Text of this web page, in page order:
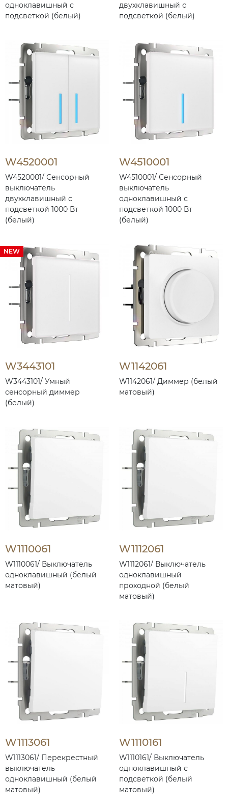
одноклавишный с
подсветкой (белый)
двухклавишный с
подсветкой (белый)
W4520001
W4520001/ Сенсорный
выключатель
двухклавишный с
подсветкой 1000 Вт
(белый)
W4510001
W4510001/ Сенсорный
выключатель
одноклавишный с
подсветкой 1000 Вт
(белый)
NEW
W3443101
W3443101/ Умный
сенсорный диммер
(белый)
W1142061
W1142061/ Диммер (белый
матовый)
W1110061
W1110061/ Выключатель
одноклавишный (белый
матовый)
W1112061
W1112061/ Выключатель
одноклавишный
проходной (белый
матовый)
W1113061
W1113061/ Перекрестный
выключатель
одноклавишный (белый
матовый)
W1110161
W1110161/ Выключатель
одноклавишный с
подсветкой (белый
матовый)